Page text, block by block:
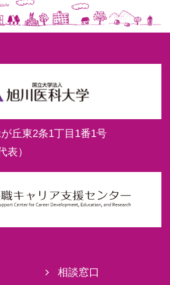
丘東2条1丁目1番1号
表）
相談窓口